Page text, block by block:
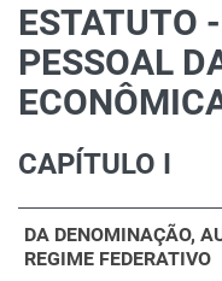
ESTATUTO
PESSOAL
CAPÍTULO I
DA DENOMINAÇÃO,
REGIME FEDERATIVO